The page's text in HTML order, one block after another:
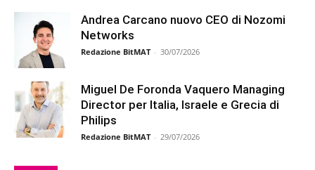
Andrea Carcano nuovo CEO di Nozomi
Networks
Redazione BitMAT - 30/07/2026
Miguel De Foronda Vaquero Managing
Director per Italia, Israele e Grecia di
Philips
Redazione BitMAT - 29/07/2026